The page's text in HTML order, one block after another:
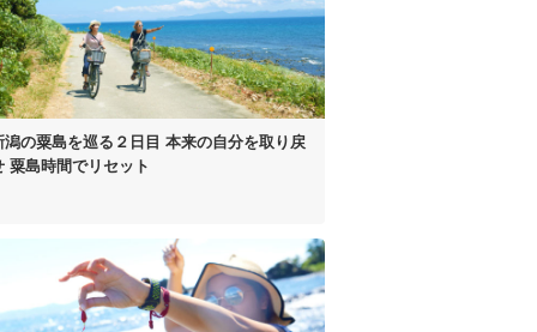
潟の粟島を巡る２日目 本来の自分を取り戻
粟島時間でリセット